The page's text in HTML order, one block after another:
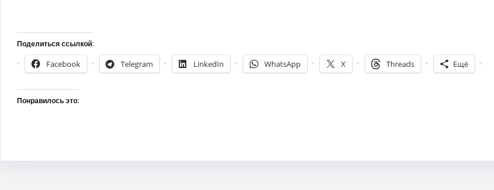
Поделиться ссылкой:
Facebook
Telegram LinkedIn WhatsApp X Threads Ещё
Понравилось это: